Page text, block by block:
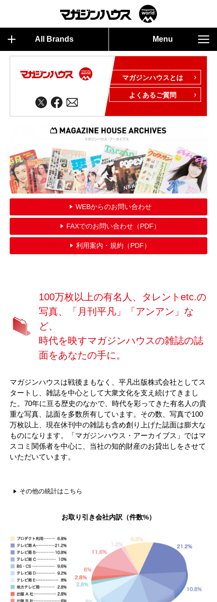
All Brands Menu
マガジンハウスとは
よくあるご質問
WEBからのお問い合わせ
FAXでのお問い合わせ（PDF）
利用案内・規約（PDF）
100万枚以上の有名人、タレントetc.の
写真、「月刊平凡」「アンアン」な
ど、
時代を映すマガジンハウスの雑誌の誌
面をあなたの手に。
マガジンハウスは戦後まもなく、平凡出版株式会社としてス
タートし、雑誌を中心として大衆文化を支え続けてきまし
た。70年に亘る歴史のなかで、時代を彩ってきた有名人の貴
重な写真、誌面を多数所有しています。その数、写真で100
万枚以上、現在休刊中の雑誌も含め創り上げた誌面は膨大な
ものになります。「マガジンハウス・アーカイブス」ではマ
スコミ関係者を中心に、当社の知的財産のお貸出しをさせて
いただいています。
その他の統計はこちら
お取り引き会社内訳（件数%）